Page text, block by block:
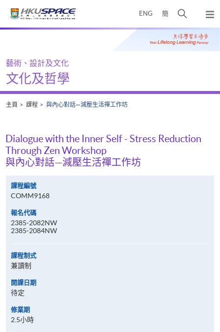
ENG 簡
開
搜
尋
彈
出
主
Main
藝術、設計及文化
文化及哲學
主頁 課程 與內心對話—減壓生活禪工作坊
Dialogue with the Inner Self - Stress Reduction
Through Zen Workshop
與內心對話—減壓生活禪工作坊
課程編號
COMM9168
報名代碼
2385-2082NW
2385-2084NW
課程制式
兼讀制
開課日期
待定
修業期
2.5小時